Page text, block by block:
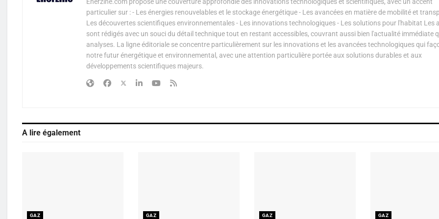
particulier sur : - Les énergies renouvelables et le stockage énergétique - Les avancées en matière de mobilité et
Les découvertes scientifiques environnementales - Les innovations technologiques - Les solutions pour l'habitat Les
sont rédigés avec un souci du détail technique tout en restant accessibles, couvrant aussi bien l'actualité immédiate
analyses. La ligne éditoriale se concentre particulièrement sur les innovations et les avancées technologiques qui
notre futur énergétique et environnemental, avec une attention particulière portée aux solutions durables et aux
développements scientifiques majeurs.
A lire également
GAZ GAZ GAZ GAZ